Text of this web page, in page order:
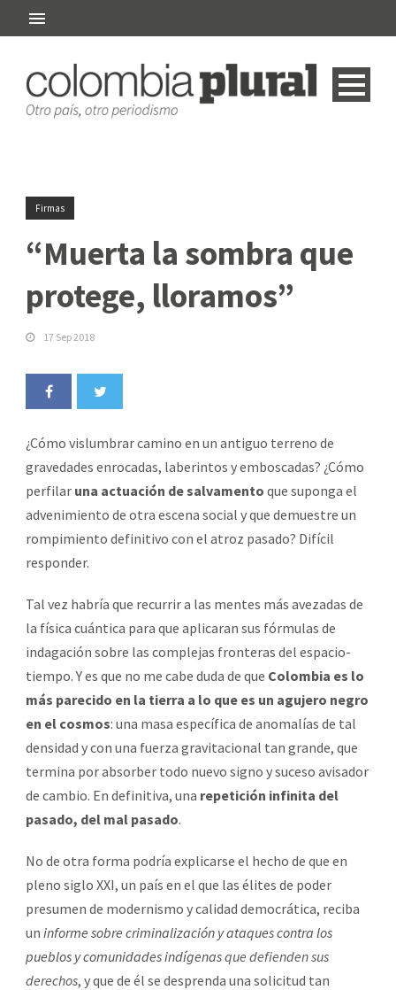
Firmas
“Muerta la sombra que
protege, lloramos”
17 Sep 2018
¿Cómo vislumbrar camino en un antiguo terreno de
gravedades enrocadas, laberintos y emboscadas? ¿Cómo
perfilar una actuación de salvamento que suponga el
advenimiento de otra escena social y que demuestre un
rompimiento definitivo con el atroz pasado? Difícil
responder.
Tal vez habría que recurrir a las mentes más avezadas de
la física cuántica para que aplicaran sus fórmulas de
indagación sobre las complejas fronteras del espacio-
tiempo. Y es que no me cabe duda de que Colombia es lo
más parecido en la tierra a lo que es un agujero negro
en el cosmos: una masa específica de anomalías de tal
densidad y con una fuerza gravitacional tan grande, que
termina por absorber todo nuevo signo y suceso avisador
de cambio. En definitiva, una repetición infinita del
pasado, del mal pasado.
No de otra forma podría explicarse el hecho de que en
pleno siglo XXI, un país en el que las élites de poder
presumen de modernismo y calidad democrática, reciba
un informe sobre criminalización y ataques contra los
pueblos y comunidades indígenasque defienden sus
derechos, y que de él se desprenda una solicitud tan